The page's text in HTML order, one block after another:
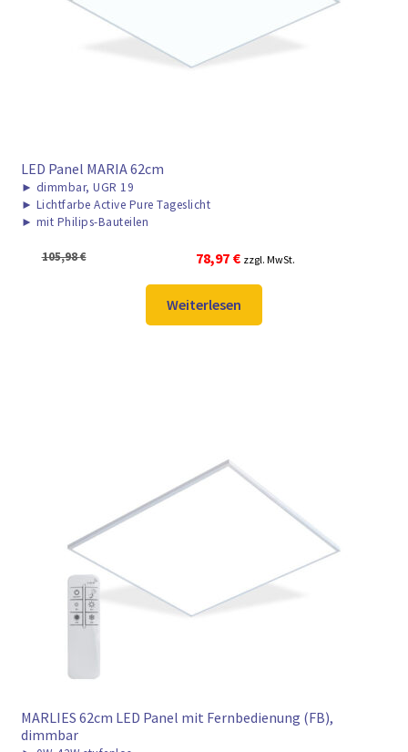
LED Panel MARIA 62cm
► dimmbar, UGR 19
► Lichtfarbe Active Pure Tageslicht
► mit Philips-Bauteilen
105,98€
Ursprünglicher
Preis
war:
105,98 €
78,97 €Aktueller
Preis
ist:
78,97 €.
zzgl. MwSt.
Weiterlesen
MARLIES 62cm LED Panel mit Fernbedienung (FB),
dimmbar